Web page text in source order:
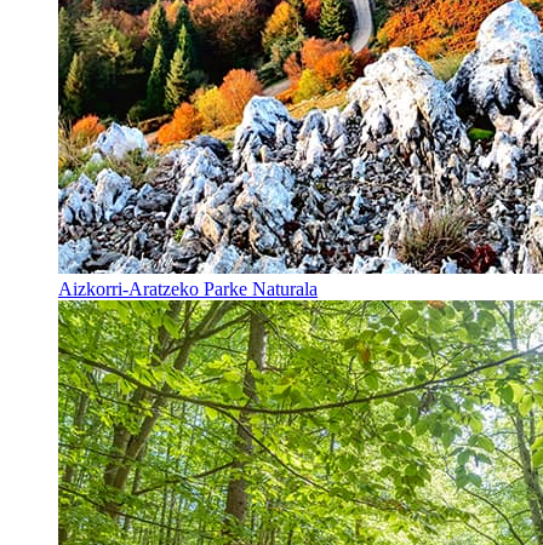
Aizkorri-Aratzeko Parke Naturala